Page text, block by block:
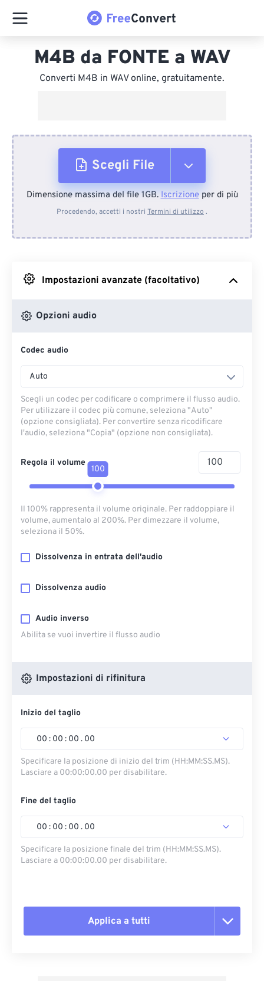
M4B da FONTE a WAV
Converti M4B in WAV online, gratuitamente.
Scegli File
Dal dispositivo
Da Google Drive
Dimensione massima del file 1GB.Iscrizioneper di più
Procedendo, accetti i nostri Termini di utilizzo .
Impostazioni avanzate (facoltativo)
Opzioni audio
Codec audio
Auto
Scegli un codec per codificare o comprimere il flusso audio.
Per utilizzare il codec più comune, seleziona "Auto"
(opzione consigliata). Per convertire senza ricodificare
l'audio, seleziona "Copia" (opzione non consigliata).
Regola il volume
100
Il 100% rappresenta il volume originale. Per raddoppiare il
volume, aumentalo al 200%. Per dimezzare il volume,
seleziona il 50%.
Dissolvenza in entrata dell'audio
Dissolvenza audio
Audio inverso
Abilita se vuoi invertire il flusso audio
Impostazioni di rifinitura
Inizio del taglio
00 : 00 : 00 . 00
Specificare la posizione di inizio del trim (HH:MM:SS.MS).
Lasciare a 00:00:00.00 per disabilitare.
Fine del taglio
00 : 00 : 00 . 00
Specificare la posizione finale del trim (HH:MM:SS.MS).
Lasciare a 00:00:00.00 per disabilitare.
Applica a tutti